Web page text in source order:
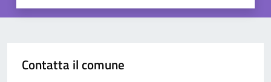
Contatta il comune